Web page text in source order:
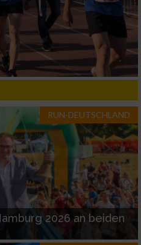
RUN-DEUTSCHLAND
2026 an beiden